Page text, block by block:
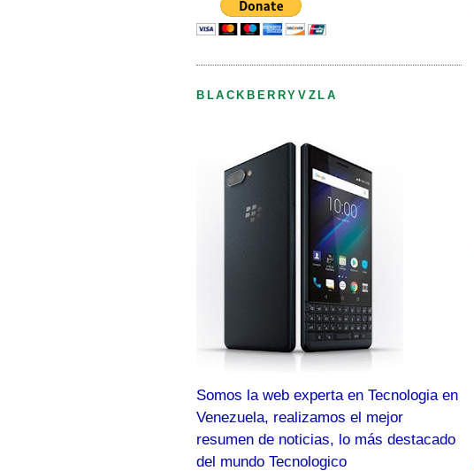
BLACKBERRYVZLA
Somos la web experta en Tecnologia en
Venezuela, realizamos el mejor
resumen de noticias, lo más destacado
del mundo Tecnologico